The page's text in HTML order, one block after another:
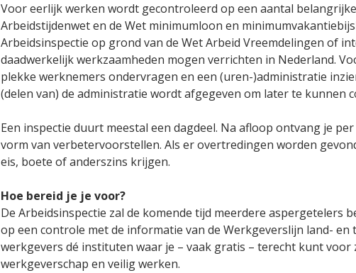
Voor eerlijk werken wordt gecontroleerd op een aantal
Arbeidstijdenwet en de Wet minimumloon en
Arbeidsinspectie op grond van de Wet Arbeid Vreemdelingen of
daadwerkelijk werkzaamheden mogen verrichten in Nederland.
plekke werknemers ondervragen en een (uren-)administratie
(delen van) de administratie wordt afgegeven om later te kunnen
Een inspectie duurt meestal een dagdeel. Na afloop ontvang je
vorm van verbetervoorstellen. Als er overtredingen worden
eis, boete of anderszins krijgen.
Hoe bereid je je voor?
De Arbeidsinspectie zal de komende tijd meerdere aspergetelers
op een controle met de informatie van de Werkgeverslijn land- en
werkgevers dé instituten waar je – vaak gratis – terecht kunt voor
werkgeverschap en veilig werken.